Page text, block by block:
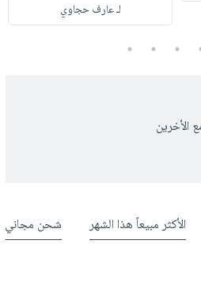
لـ عارف حجاوي
3
4
5
الأخرين
الأكثر مبيعاً هذا الشهر شحن مجاني